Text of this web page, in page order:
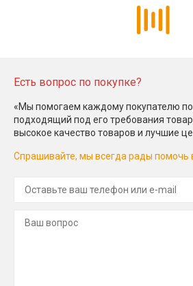
Есть вопрос по покупке?
«Мы помогаем каждому покупателю
подходящий под его требования
высокое качество товаров и лучшие
Спрашивайте, мы всегда рады помочь